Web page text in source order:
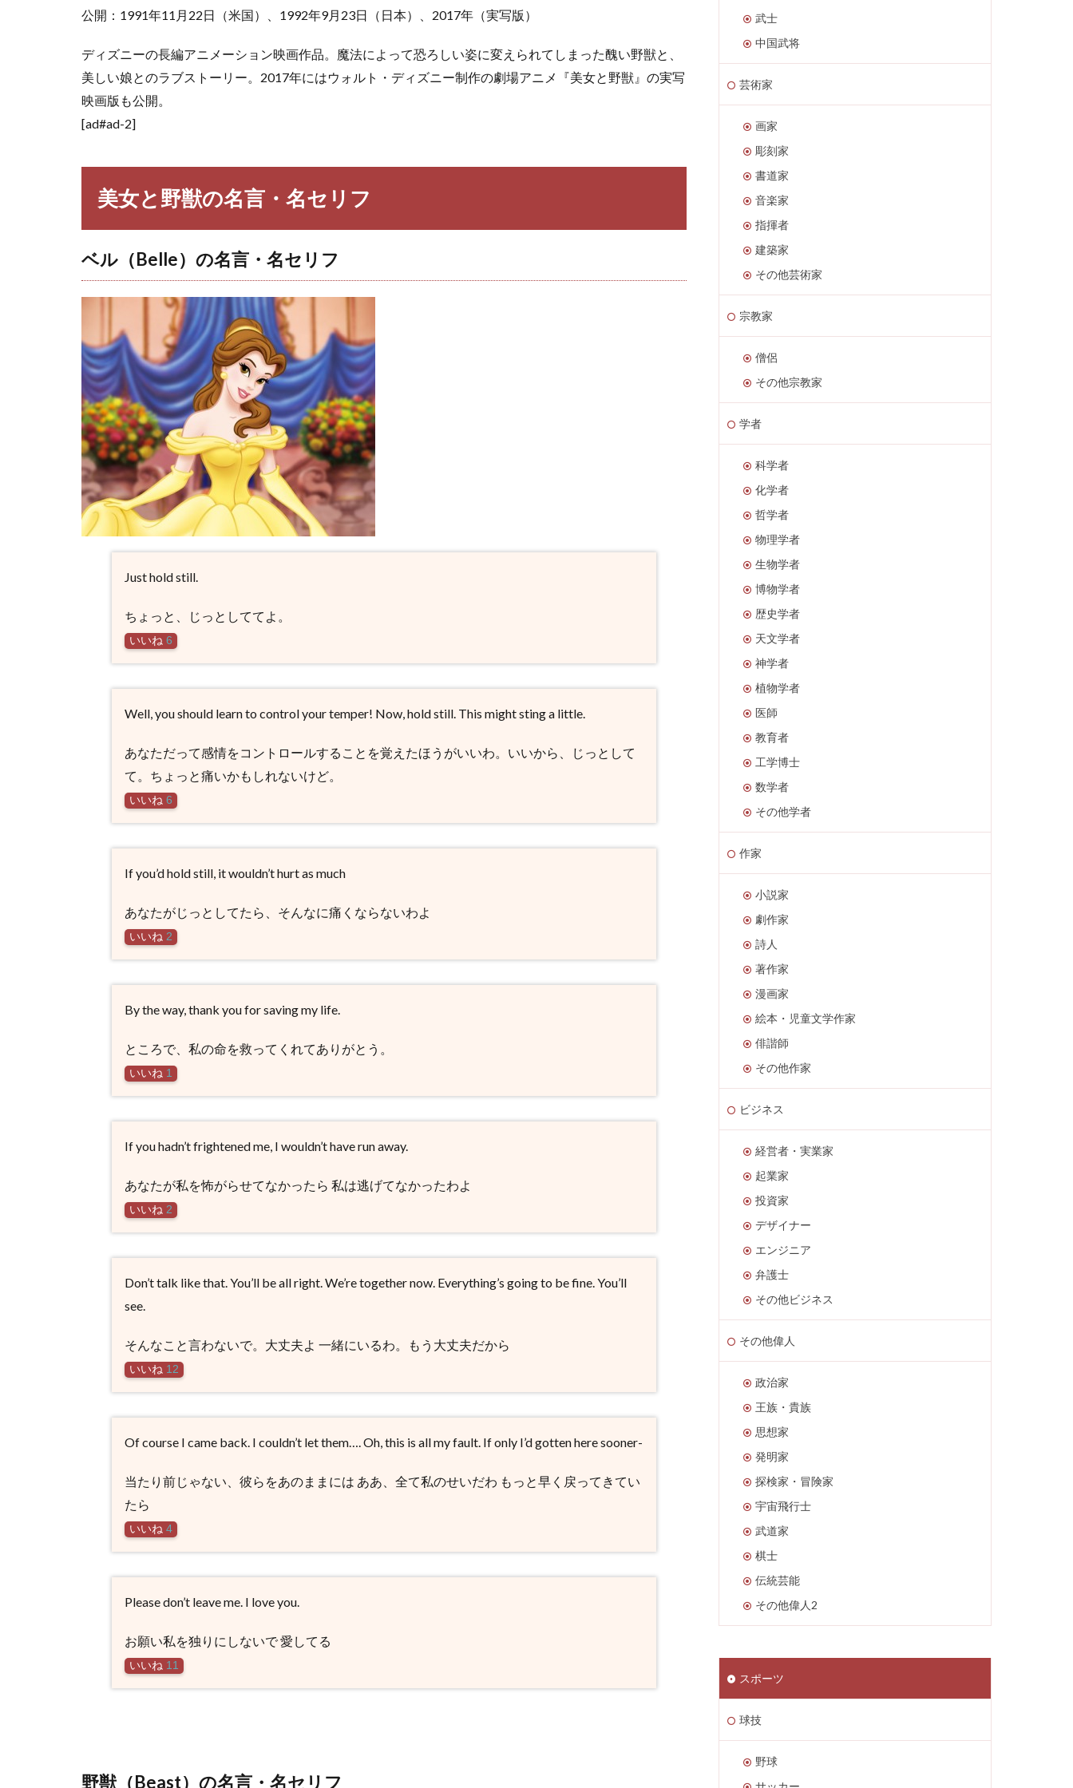
トン
の名言・名
公開：1991年11月22日（米国）、1992年9月23日（日本）、2017年（実写版）
ディズニーの長編アニメーション映画作品。魔法によって恐ろしい姿に変えられてしまった醜い野獣と、
美しい娘とのラブストーリー。2017年にはウォルト・ディズニー制作の劇場アニメ『美女と野獣』の実写
映画版も公開。
[ad#ad-2]
美女と野獣の名言・名セリフ
ベル（Belle）の名言・名セリフ
Just hold still.
ちょっと、じっとしててよ。
いいね 6
Well, you should learn to control your temper! Now, hold still. This might sting a little.
あなただって感情をコントロールすることを覚えたほうがいいわ。いいから、じっとして
て。ちょっと痛いかもしれないけど。
いいね 6
If you’d hold still, it wouldn’t hurt as much
あなたがじっとしてたら、そんなに痛くならないわよ
いいね 2
By the way, thank you for saving my life.
ところで、私の命を救ってくれてありがとう。
いいね 1
If you hadn’t frightened me, I wouldn’t have run away.
あなたが私を怖がらせてなかったら 私は逃げてなかったわよ
いいね 2
Don’t talk like that. You’ll be all right. We’re together now. Everything’s going to be fine. You’ll
see.
そんなこと言わないで。大丈夫よ 一緒にいるわ。もう大丈夫だから
いいね 12
Of course I came back. I couldn’t let them…. Oh, this is all my fault. If only I’d gotten here sooner-
当たり前じゃない、彼らをあのままには ああ、全て私のせいだわ もっと早く戻ってきてい
たら
いいね 4
Please don’t leave me. I love you.
お願い私を独りにしないで 愛してる
いいね 11
野獣（Beast）の名言・名セリフ
武士
中国武将
芸術家
画家
彫刻家
書道家
音楽家
指揮者
建築家
その他芸術家
宗教家
僧侶
その他宗教家
学者
科学者
化学者
哲学者
物理学者
生物学者
博物学者
歴史学者
天文学者
神学者
植物学者
医師
教育者
工学博士
数学者
その他学者
作家
小説家
劇作家
詩人
著作家
漫画家
絵本・児童文学作家
俳諧師
その他作家
ビジネス
経営者・実業家
起業家
投資家
デザイナー
エンジニア
弁護士
その他ビジネス
その他偉人
政治家
王族・貴族
思想家
発明家
探検家・冒険家
宇宙飛行士
武道家
棋士
伝統芸能
その他偉人2
スポーツ
球技
野球